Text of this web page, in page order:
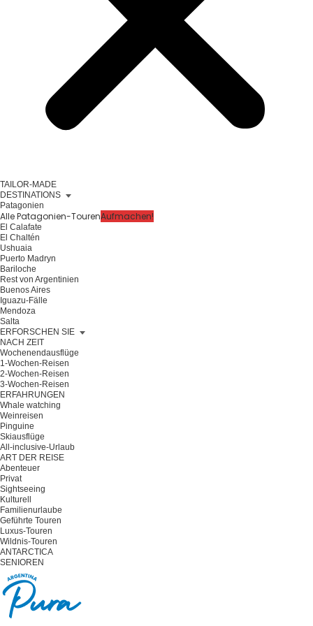
TAILOR-MADE
DESTINATIONS
Patagonien
Alle Patagonien-TourenAufmachen!
El Calafate
El Chaltén
Ushuaia
Puerto Madryn
Bariloche
Rest von Argentinien
Buenos Aires
Iguazu-Fälle
Mendoza
Salta
ERFORSCHEN SIE
NACH ZEIT
Wochenendausflüge
1-Wochen-Reisen
2-Wochen-Reisen
3-Wochen-Reisen
ERFAHRUNGEN
Whale watching
Weinreisen
Pinguine
Skiausflüge
All-inclusive-Urlaub
ART DER REISE
Abenteuer
Privat
Sightseeing
Kulturell
Familienurlaube
Geführte Touren
Luxus-Touren
Wildnis-Touren
ANTARCTICA
SENIOREN